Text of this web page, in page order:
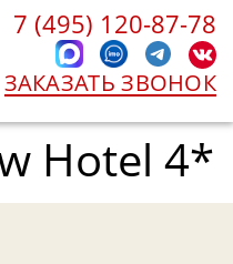
7 (495) 120-87-78
ЗАКАЗАТЬ ЗВОНОК
Hotel 4*